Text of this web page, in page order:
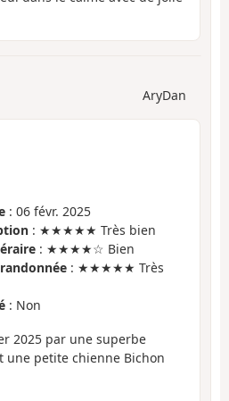
AryDan
: 06 févr. 2025
: ★★★★★ Très bien
: ★★★★☆ Bien
: ★★★★★ Très
: Non
2025 par une superbe
une petite chienne Bichon